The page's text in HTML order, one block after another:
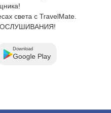
света с TravelMate.
Download
Google Play